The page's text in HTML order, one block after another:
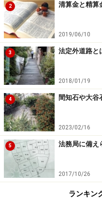
2 清算金と精算
2019/06/10
3 法定外道路と
2018/01/19
4 間知石や大谷
2023/02/16
5 法務局に備え
2017/10/26
ランキン